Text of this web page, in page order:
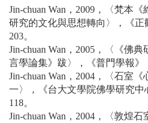
Jin-chuan Wan，2009，〈梵本
研究的文化與思想轉向〉，《正
203。
Jin-chuan Wan，2005，〈《佛
言學論集》跋〉，《普門學報》
Jin-chuan Wan，2004，〈石室
一〉，《台大文學院佛學研究中
118。
Jin-chuan Wan，2004，〈敦煌